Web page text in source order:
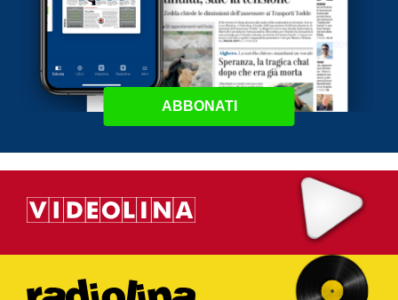
ABBONATI